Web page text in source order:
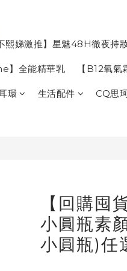
熙娣激推】星魅48H徹夜持
】全能精華乳 【B12氧
環 生活配件 CQ思
【回購囤
小圓瓶素
小圓瓶)任